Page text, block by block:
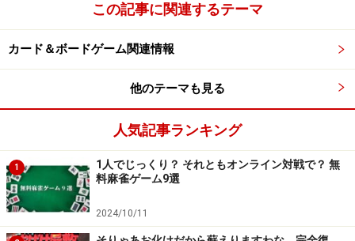
この記事に関連するテーマ
カード＆ボードゲーム関連情報
他のテーマも見る
人気記事ランキング
1
1人でじっくり？ それともオンライン対戦で？ 無
料麻雀ゲーム9選
2024/10/11